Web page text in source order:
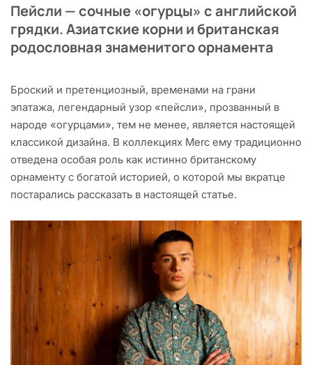
Пейсли — сочные «огурцы» с английской
грядки. Азиатские корни и британская
родословная знаменитого орнамента
Броский и претенциозный, временами на грани
эпатажа, легендарный узор «пейсли», прозванный в
народе «огурцами», тем не менее, является настоящей
классикой дизайна. В коллекциях Merc ему традиционно
отведена особая роль как истинно британскому
орнаменту с богатой историей, о которой мы вкратце
постарались рассказать в настоящей статье.